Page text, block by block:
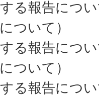
る報告につ
ついて）
る報告につ
ついて）
る報告につ